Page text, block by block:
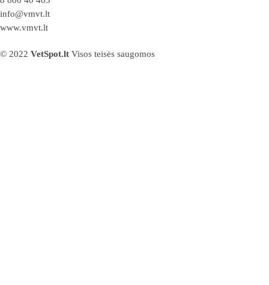
info@vmvt.lt
www.vmvt.lt
© 2022 VetSpot.lt Visos teisės saugomos